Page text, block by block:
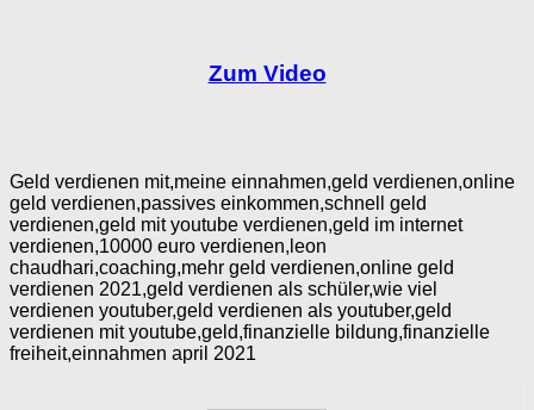
Zum Video
Geld verdienen mit,meine einnahmen,geld verdienen,online
geld verdienen,passives einkommen,schnell geld
verdienen,geld mit youtube verdienen,geld im internet
verdienen,10000 euro verdienen,leon
chaudhari,coaching,mehr geld verdienen,online geld
verdienen 2021,geld verdienen als schüler,wie viel
verdienen youtuber,geld verdienen als youtuber,geld
verdienen mit youtube,geld,finanzielle bildung,finanzielle
freiheit,einnahmen april 2021